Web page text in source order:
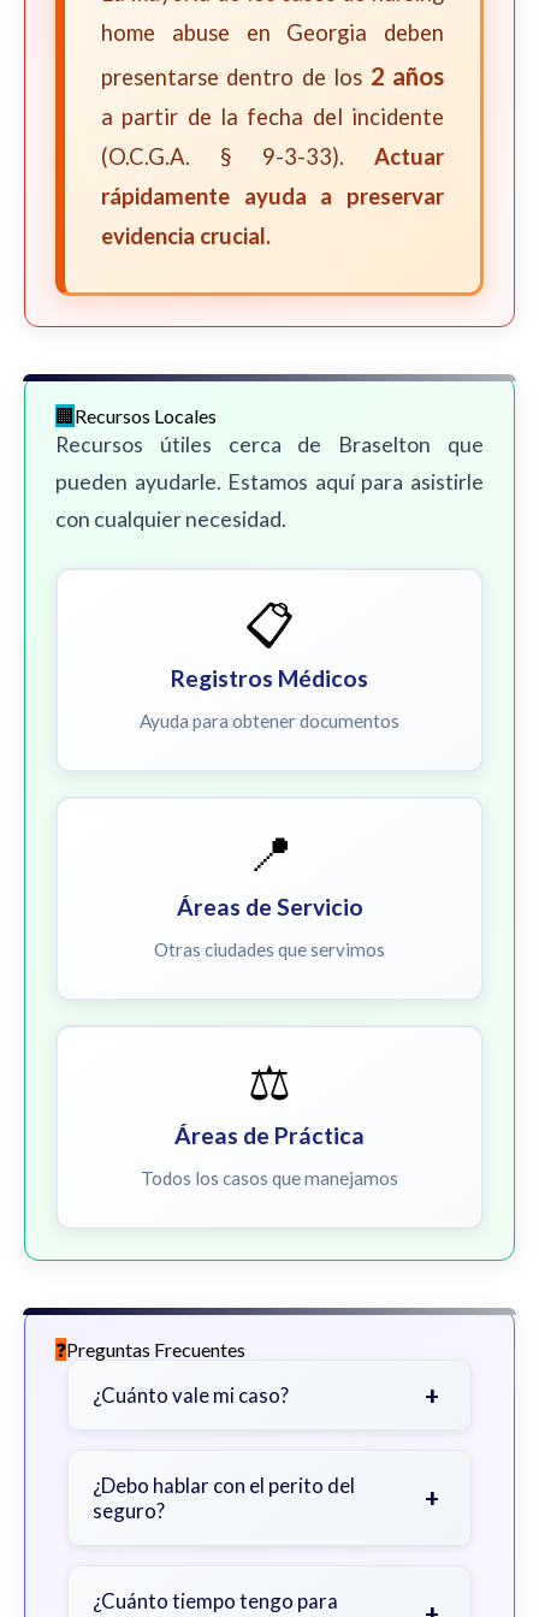
home abuse en Georgia deben
presentarse dentro de los 2 años
a partir de la fecha del incidente
(O.C.G.A. § 9-3-33). Actuar
rápidamente ayuda a preservar
evidencia crucial.
Recursos Locales
Recursos útiles cerca de Braselton que
pueden ayudarle. Estamos aquí para asistirle
con cualquier necesidad.
📋
Registros Médicos
Ayuda para obtener documentos
📍
Áreas de Servicio
Otras ciudades que servimos
⚖️
Áreas de Práctica
Todos los casos que manejamos
Preguntas Frecuentes
¿Cuánto vale mi caso? +
gravedad de sus lesiones, facturas
médicas, tiempo fuera del trabajo y
¿Debo hablar con el perito del
seguro?
+
primero con un abogado para evitar
¿Cuánto tiempo tengo para